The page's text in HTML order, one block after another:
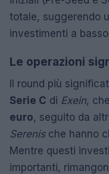
totale, suggerendo
investimenti a
Le operazioni
Il round più
Serie C di Exein,
euro, seguito da
Serenische hanno
Mentre questi
importanti,